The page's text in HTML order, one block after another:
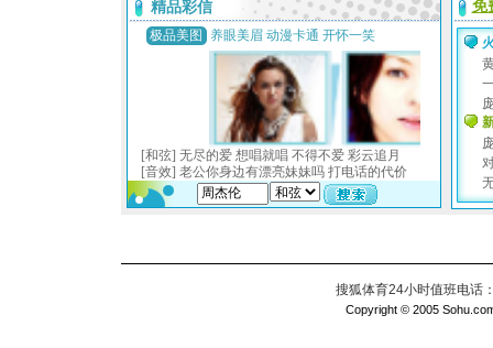
搜狐体育24小时值班电话
Copyright © 2005